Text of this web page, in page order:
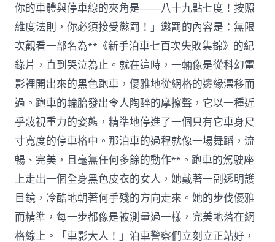
你的車體與停車線的夾角是——八十九點七度！按照
維度法則，你必須接受懲罰！」懲罰的內容是：無限
次觀看一部名為**《新手泊車七百次失敗集錦》的紀
錄片，直到哭泣為止。就在這時，一輛像是從科幻電
影裡開出來的黑色跑車，優雅地從網格的邊緣漂移而
過。跑車的輪胎發出令人陶醉的摩擦聲，它以一種近
乎蔑視重力的姿態，精準地停進了一個只有它車身尺
寸寬度的停車格中。那泊車的過程就像一場舞蹈，流
暢、完美，且毫無任何多餘的動作**。跑車的駕駛座
上走出一個全身黑色皮衣的女人，她戴著一副透明護
目鏡，冷酷地朝著何手殘的方向走來。她的步伐優雅
而精準，每一步都像是被測量過一樣，完美地落在網
格線上。「車影大人！」泊車警察們立刻立正站好，